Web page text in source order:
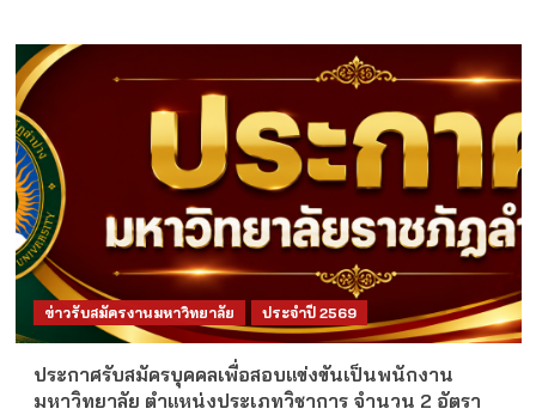
ข่าวรับสมัครงานมหาวิทยาลัย ประจำปี 2569
ประกาศรับสมัครบุคคลเพื่อสอบแข่งขันเป็นพนักงาน
มหาวิทยาลัย ตำแหน่งประเภทวิชาการ จำนวน 2 อัตรา